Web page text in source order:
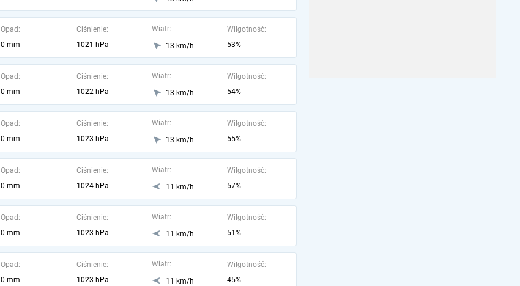
Opad:
0 mm
Ciśnienie:
1021 hPa
Wiatr:
13 km/h
Wilgotność:
53%
Opad:
0 mm
Ciśnienie:
1022 hPa
Wiatr:
13 km/h
Wilgotność:
54%
Opad:
0 mm
Ciśnienie:
1023 hPa
Wiatr:
13 km/h
Wilgotność:
55%
Opad:
0 mm
Ciśnienie:
1024 hPa
Wiatr:
11 km/h
Wilgotność:
57%
Opad:
0 mm
Ciśnienie:
1023 hPa
Wiatr:
11 km/h
Wilgotność:
51%
Opad:
0 mm
Ciśnienie:
1023 hPa
Wiatr:
11 km/h
Wilgotność:
45%